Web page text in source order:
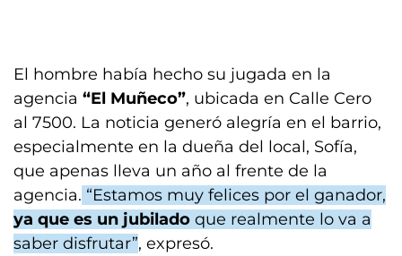
El hombre había hecho su jugada en la
agencia “El Muñeco”, ubicada en Calle Cero
al 7500. La noticia generó alegría en el barrio,
especialmente en la dueña del local, Sofía,
que apenas lleva un año al frente de la
agencia. “Estamos muy felices por el ganador,
ya que es un jubilado que realmente lo va a
saber disfrutar”, expresó.